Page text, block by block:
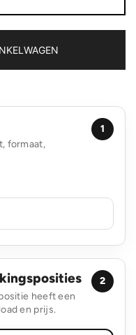
formaat,
1
heeft een
en prijs.
2